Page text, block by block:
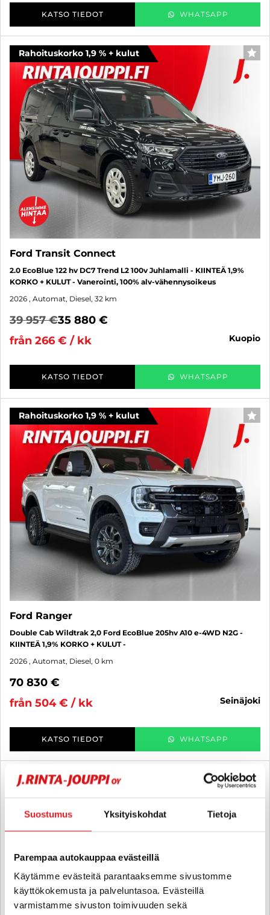
Suostumus Yksityiskohdat Tietoja
Parempaa autokauppaa evästeillä
Käytämme evästeitä parantaaksemme sivustomme
käyttökokemusta ja palveluntasoa. Evästeillä
varmistamme sivuston toimivuuden sekä
KATSO TIEDOT WHATSAPP
Rahoituskorko 1,9 % + kulut
Ford Transit Connect
2.0 EcoBlue 122 hv DC7 Trend L2 100v Juhlamalli - KIINTEÄ 1,9%
KORKO + KULUT - Vanerointi, 100% alv-vähennysoikeus
2026 , Automat, Diesel, 32 km
39 957 €35 880 €
från 266 € / kk
kuopio
KATSO TIEDOT WHATSAPP
Rahoituskorko 1,9 % + kulut
Ford Ranger
Double Cab Wildtrak 2,0 Ford EcoBlue 205hv A10 e-4WD N2G -
KIINTEÄ 1,9% KORKO + KULUT -
2026 , Automat, Diesel, 0 km
70 830 €
från 504 € / kk
seinäjoki
KATSO TIEDOT WHATSAPP
Rahoituskorko 1,99 % + kulut